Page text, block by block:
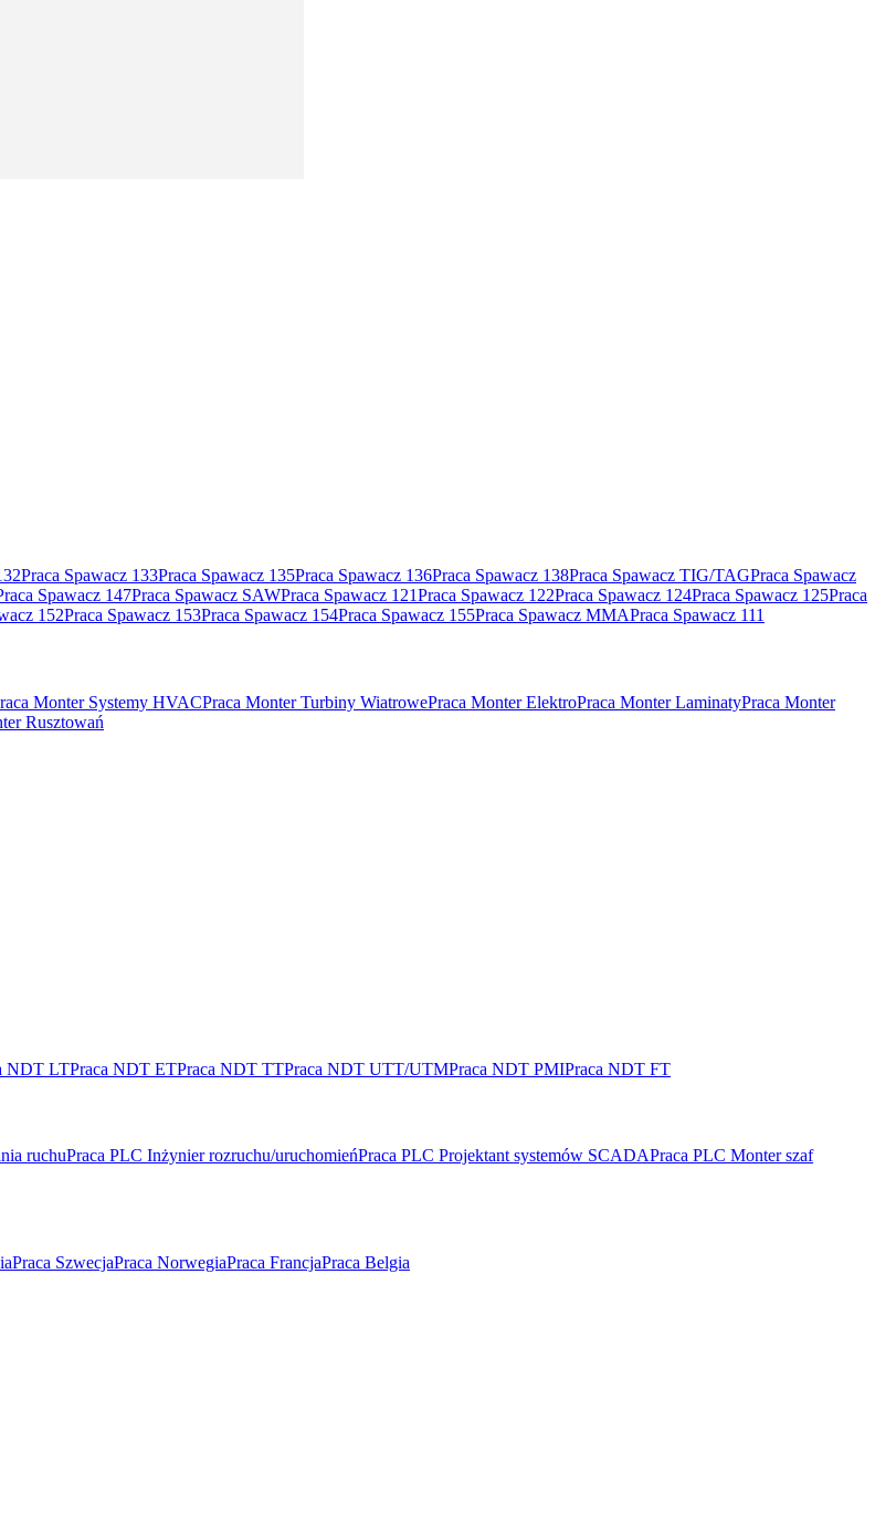
Praca Spawacz 133Praca Spawacz 135Praca Spawacz 136Praca Spawacz 138Praca Spawacz TIG/TAGPraca Spawacz
Spawacz 147Praca Spawacz SAWPraca Spawacz 121Praca Spawacz 122Praca Spawacz 124Praca Spawacz 125Praca
152Praca Spawacz 153Praca Spawacz 154Praca Spawacz 155Praca Spawacz MMAPraca Spawacz 111
Monter Systemy HVACPraca Monter Turbiny WiatrowePraca Monter ElektroPraca Monter LaminatyPraca Monter
Rusztowań
NDT LTPraca NDT ETPraca NDT TTPraca NDT UTT/UTMPraca NDT PMIPraca NDT FT
ruchuPraca PLC Inżynier rozruchu/uruchomieńPraca PLC Projektant systemów SCADAPraca PLC Monter szaf
Praca SzwecjaPraca NorwegiaPraca FrancjaPraca Belgia